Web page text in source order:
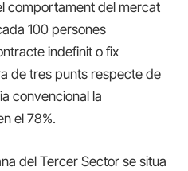
comportament del mercat
100 persones
indefinit o fix
de tres punts respecte de
convencional la
el 78%.
del Tercer Sector se situa